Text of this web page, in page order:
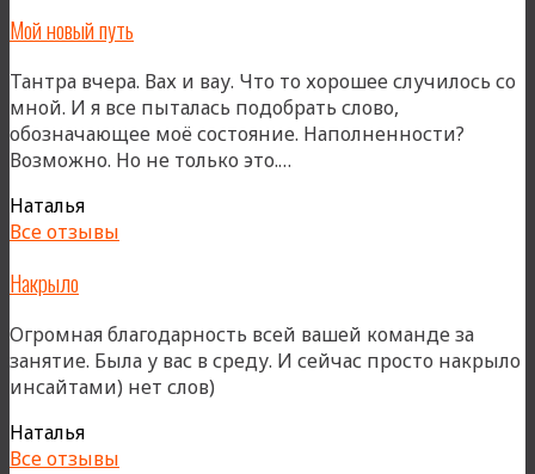
Мой новый путь
Тантра вчера. Вах и вау. Что то хорошее случилось со
мной. И я все пыталась подобрать слово,
обозначающее моё состояние. Наполненности?
Возможно. Но не только это.…
Наталья
Все отзывы
Накрыло
Огромная благодарность всей вашей команде за
занятие. Была у вас в среду. И сейчас просто накрыло
инсайтами) нет слов)
Наталья
Все отзывы